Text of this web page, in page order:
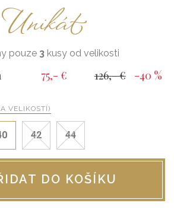
Unikát
pouze 3 kusy od velikosti
75,- € 126,- € -40 %
VELIKOSTÍ)
42 44
DO KOŠÍKU